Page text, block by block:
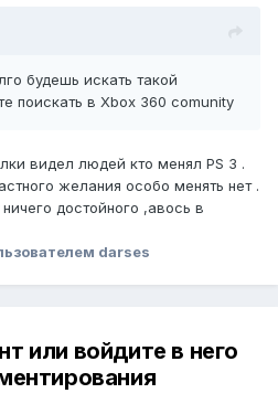
будешь искать такой
поискать в Xbox 360 comunity
видел людей кто менял PS 3 .
желания особо менять нет .
достойного ,авось в
darses
или войдите в него